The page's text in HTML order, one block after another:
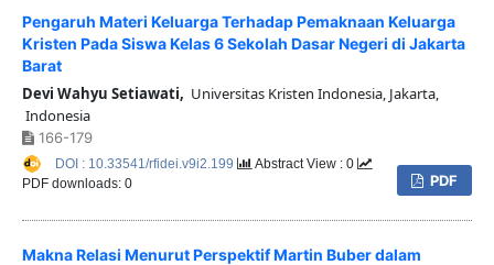
Pengaruh Materi Keluarga Terhadap Pemaknaan Keluarga
Kristen Pada Siswa Kelas 6 Sekolah Dasar Negeri di Jakarta
Barat
Devi Wahyu Setiawati, Universitas Kristen Indonesia, Jakarta,
Indonesia
166-179
PDF
DOI : 10.33541/rfidei.v9i2.199
Abstract View : 0
PDF downloads: 0
Makna Relasi Menurut Perspektif Martin Buber dalam